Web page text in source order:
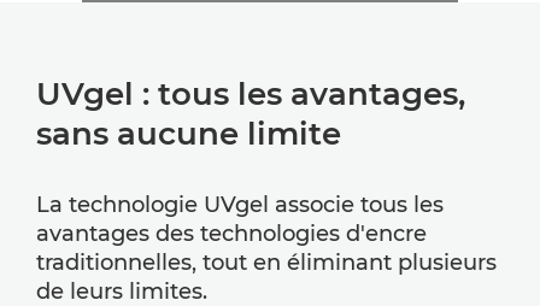
UVgel : tous les avantages,
sans aucune limite
La technologie UVgel associe tous les
avantages des technologies d'encre
traditionnelles, tout en éliminant plusieurs
de leurs limites.